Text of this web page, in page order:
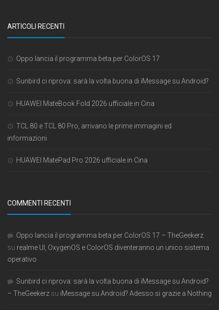
ARTICOLI RECENTI
Oppo lancia il programma beta per ColorOS 17
Sunbird ci riprova: sarà la volta buona di iMessage su Android?
HUAWEI MateBook Fold 2026 ufficiale in Cina
TCL 80 e TCL 80 Pro, arrivano le prime immagini ed
informazioni
HUAWEI MatePad Pro 2026 ufficiale in Cina
COMMENTI RECENTI
Oppo lancia il programma beta per ColorOS 17 – TheGeekerz
su realme UI, OxygenOS e ColorOS diventeranno un unico sistema
operativo
Sunbird ci riprova: sarà la volta buona di iMessage su Android?
– TheGeekerz su iMessage su Android? Adesso si grazie a Nothing